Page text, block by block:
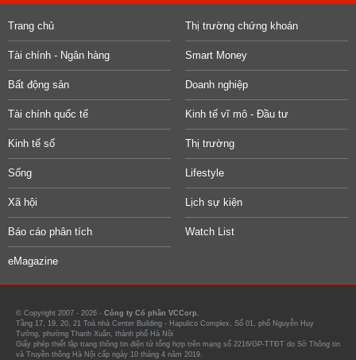
Trang chủ Thị trường chứng khoán
Tài chính - Ngân hàng Smart Money
Bất động sản Doanh nghiệp
Tài chính quốc tế Kinh tế vĩ mô - Đầu tư
Kinh tế số Thị trường
Sống Lifestyle
Xã hội Lịch sự kiện
Báo cáo phân tích Watch List
eMagazine
© Copyright 2007 - 2026 - Công ty Cổ phần VCCorp.
Tầng 17, 19, 20, 21 Toà nhà Center Building - Hapulico Complex, Số 01, phố Nguyễn Huy
Tưởng, phường Thanh Xuân, thành phố Hà Nội
Giấy phép thiết lập trang thông tin điện tử tổng hợp trên mạng số 2216/GP-TTĐT do Sở Thông tin
và Truyền thông Hà Nội cấp ngày 10 tháng 4 năm 2019.